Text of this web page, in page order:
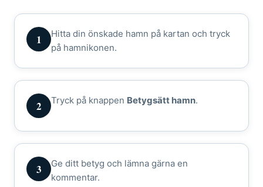
1
Hitta din önskade hamn på kartan och tryck
på hamnikonen.
2 Tryck på knappen Betygsätt hamn.
3
Ge ditt betyg och lämna gärna en
kommentar.